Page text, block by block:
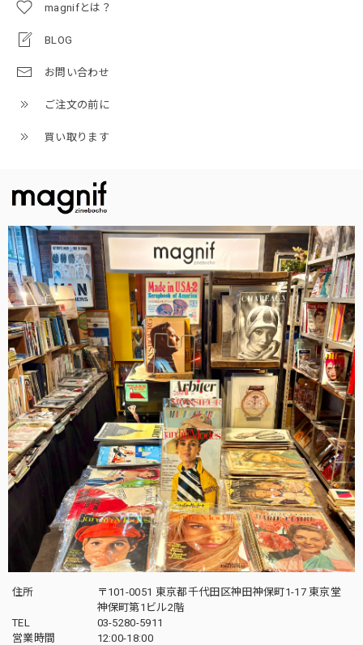
magnifとは？
BLOG
お問い合わせ
ご注文の前に
買い取ります
住所
〒101-0051 東京都千代田区神田神保町1-17 東京堂
神保町第1ビル2階
TEL
03-5280-5911
営業時間
12:00-18:00